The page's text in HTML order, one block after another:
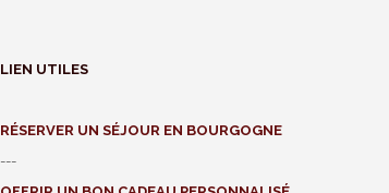
LIEN UTILES
RÉSERVER UN SÉJOUR EN BOURGOGNE
---